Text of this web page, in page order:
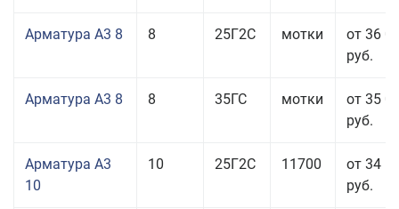
Арматура А3 8 8 25Г2С мотки
от 36
руб.
Арматура А3 8 8 35ГС мотки
от 35
руб.
Арматура А3
10
10 25Г2С 11700
от 34
руб.